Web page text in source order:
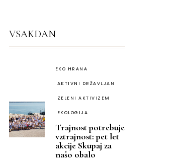
VSAKDAN
EKO HRANA
AKTIVNI DRŽAVLJAN
ZELENI AKTIVIZEM
EKOLOGIJA
Trajnost potrebuje
vztrajnost: pet let
akcije Skupaj za
našo obalo